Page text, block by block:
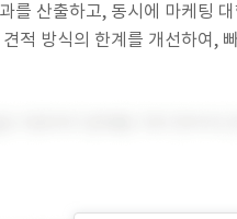
를 산출하고, 동시에 마케팅
적 방식의 한계를 개선하여,